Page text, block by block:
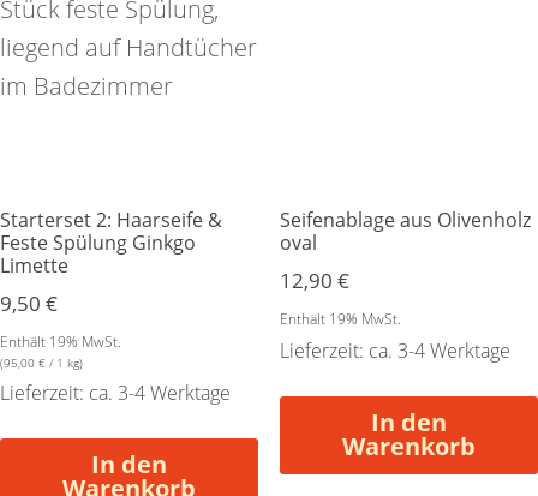
Starterset 2: Haarseife &
Feste Spülung Ginkgo
Limette
9,50 €
Enthält 19% MwSt.
(95,00 € / 1 kg)
Lieferzeit: ca. 3-4 Werktage
In den
Warenkorb
Seifenablage aus Olivenholz
oval
12,90 €
Enthält 19% MwSt.
Lieferzeit: ca. 3-4 Werktage
In den
Warenkorb